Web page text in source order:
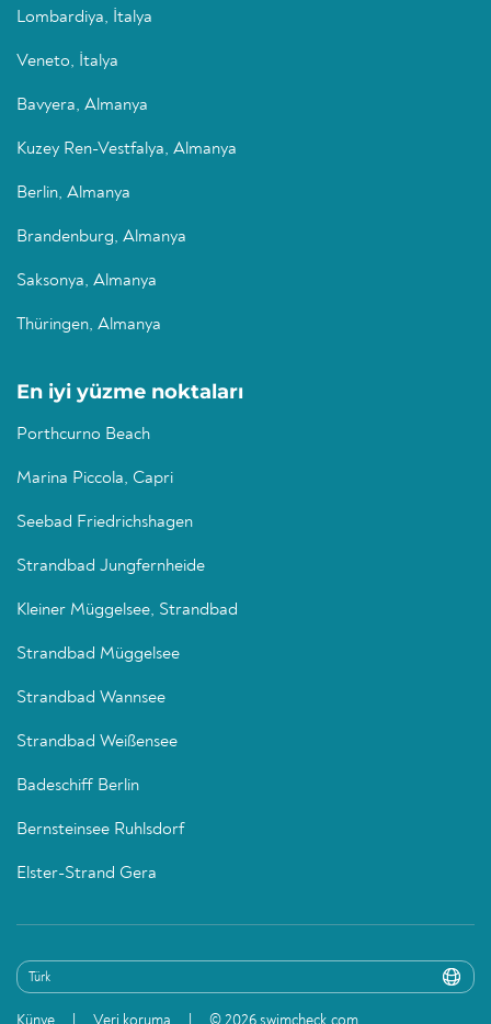
Lombardiya, İtalya
Veneto, İtalya
Bavyera, Almanya
Kuzey Ren-Vestfalya, Almanya
Berlin, Almanya
Brandenburg, Almanya
Saksonya, Almanya
Thüringen, Almanya
En iyi yüzme noktaları
Porthcurno Beach
Marina Piccola, Capri
Seebad Friedrichshagen
Strandbad Jungfernheide
Kleiner Müggelsee, Strandbad
Strandbad Müggelsee
Strandbad Wannsee
Strandbad Weißensee
Badeschiff Berlin
Bernsteinsee Ruhlsdorf
Elster-Strand Gera